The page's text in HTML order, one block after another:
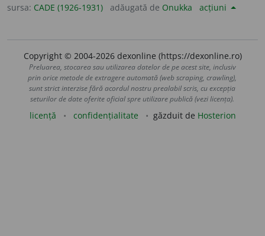
sursa: CADE (1926-1931) adăugată de Onukka acțiuni
Copyright © 2004-2026 dexonline (https://dexonline.ro)
Preluarea, stocarea sau utilizarea datelor de pe acest site, inclusiv
prin orice metode de extragere automată (web scraping, crawling),
sunt strict interzise fără acordul nostru prealabil scris, cu excepția
seturilor de date oferite oficial spre utilizare publică (vezi licența).
licență confidențialitate găzduit de Hosterion